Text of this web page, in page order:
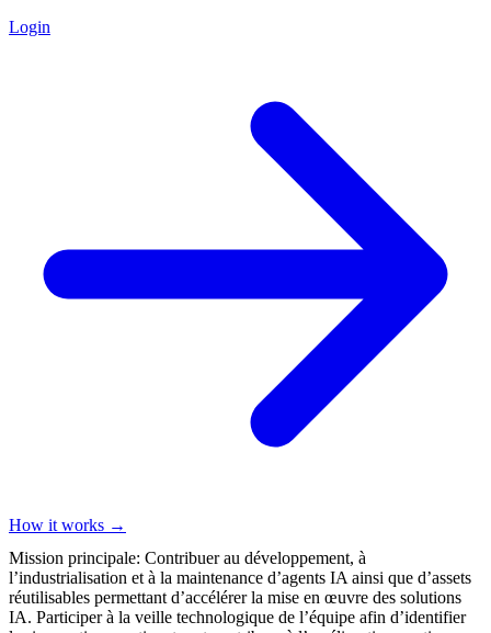
Login
How it works →
Mission principale: Contribuer au développement, à
l’industrialisation et à la maintenance d’agents IA ainsi que d’assets
réutilisables permettant d’accélérer la mise en œuvre des solutions
IA. Participer à la veille technologique de l’équipe afin d’identifier